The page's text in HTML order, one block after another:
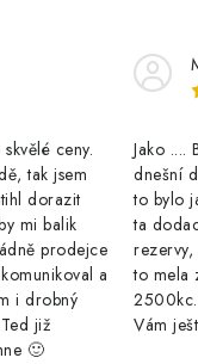
ceny.
tak jsem
dorazit
mi balik
prodejce
a
i drobný
již
🙂
Jako ....
dnešní
to bylo
ta
rezervy,
to mela
Vám